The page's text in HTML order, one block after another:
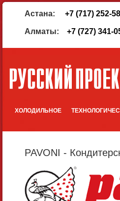
Астана: +7 (717) 252-
Алматы: +7 (727) 341-
ХОЛОДИЛЬНОЕ
PAVONI -